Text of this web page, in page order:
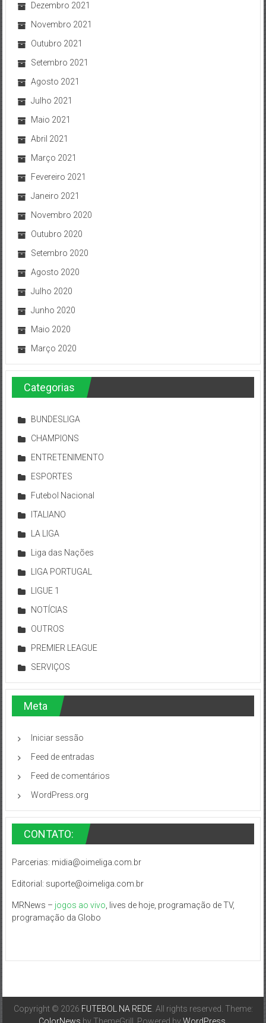
Dezembro 2021
Novembro 2021
Outubro 2021
Setembro 2021
Agosto 2021
Julho 2021
Maio 2021
Abril 2021
Março 2021
Fevereiro 2021
Janeiro 2021
Novembro 2020
Outubro 2020
Setembro 2020
Agosto 2020
Julho 2020
Junho 2020
Maio 2020
Março 2020
Categorias
BUNDESLIGA
CHAMPIONS
ENTRETENIMENTO
ESPORTES
Futebol Nacional
ITALIANO
LA LIGA
Liga das Nações
LIGA PORTUGAL
LIGUE 1
NOTÍCIAS
OUTROS
PREMIER LEAGUE
SERVIÇOS
Meta
Iniciar sessão
Feed de entradas
Feed de comentários
WordPress.org
CONTATO:
Parcerias: midia@oimeliga.com.br
Editorial: suporte@oimeliga.com.br
MRNews – jogos ao vivo , lives de hoje, programação de TV,
programação da Globo
Copyright © 2026 FUTEBOL NA REDE. All rights reserved. Theme: